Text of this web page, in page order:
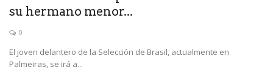
su hermano menor...
0
El joven delantero de la Selección de Brasil, actualmente en
Palmeiras, se irá a...